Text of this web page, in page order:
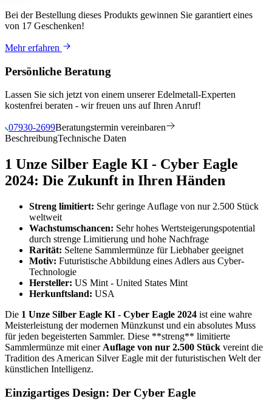
Bei der Bestellung dieses Produkts gewinnen Sie garantiert eines
von 17 Geschenken!
Mehr erfahren
Persönliche Beratung
Lassen Sie sich jetzt von einem unserer Edelmetall-Experten
kostenfrei beraten - wir freuen uns auf Ihren Anruf!
07930-2699Beratungstermin vereinbaren
BeschreibungTechnische Daten
1 Unze Silber Eagle KI - Cyber Eagle
2024: Die Zukunft in Ihren Händen
Streng limitiert: Sehr geringe Auflage von nur 2.500 Stück
weltweit
Wachstumschancen: Sehr hohes Wertsteigerungspotential
durch strenge Limitierung und hohe Nachfrage
Rarität: Seltene Sammlermünze für Liebhaber geeignet
Motiv: Futuristische Abbildung eines Adlers aus Cyber-
Technologie
Hersteller: US Mint - United States Mint
Herkunftsland: USA
Die 1 Unze Silber Eagle KI - Cyber Eagle 2024 ist eine wahre
Meisterleistung der modernen Münzkunst und ein absolutes Muss
für jeden begeisterten Sammler. Diese **streng** limitierte
Sammlermünze mit einer Auflage von nur 2.500 Stück vereint die
Tradition des American Silver Eagle mit der futuristischen Welt der
künstlichen Intelligenz.
Einzigartiges Design: Der Cyber Eagle